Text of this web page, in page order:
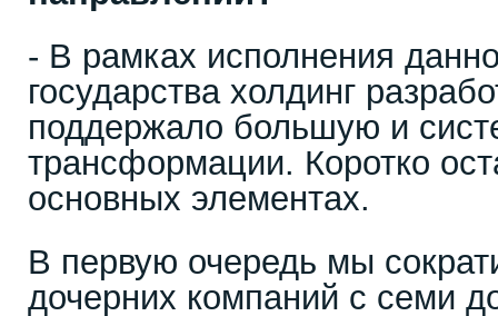
- В рамках исполнения
государства холдинг
поддержало большую и
трансформации. Коротко
основных элементах.
В первую очередь мы
дочерних компаний с семи